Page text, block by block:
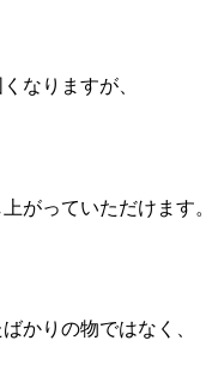
なりますが、
がっていただけます。
かりの物ではなく、